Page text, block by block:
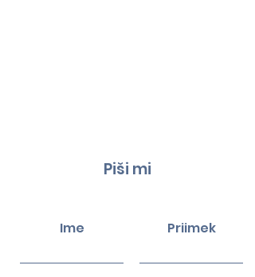
Piši mi
Ime Priimek